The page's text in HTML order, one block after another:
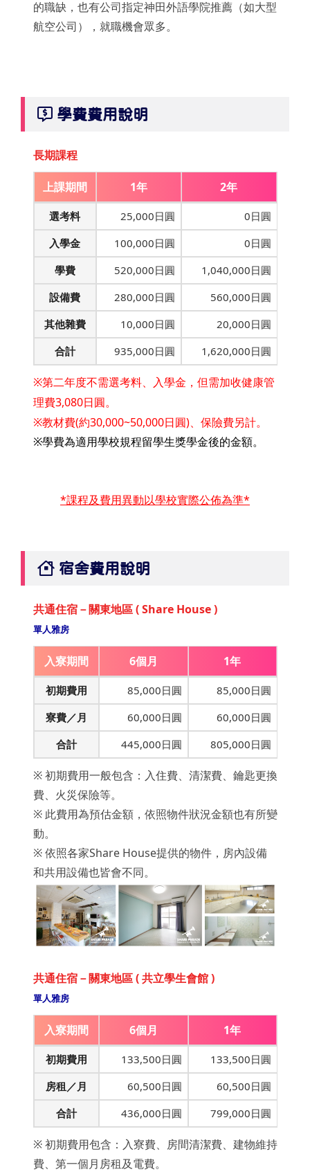
的職缺，也有公司指定神田外語學院推薦（如大型
航空公司），就職機會眾多。
學費費用說明
長期課程
上課期間 1年 2年
選考料 25,000日圓
0日圓
入學金
100,000日圓
0日圓
學費
520,000日圓
1,040,000日圓
設備費
280,000日圓
560,000日圓
其他雜費
10,000日圓
20,000日圓
合計
935,000日圓 1,620,000日圓
※第二年度不需選考料、入學金，但需加收健康管
理費3,080日圓。
※教材費(約30,000~50,000日圓)、保險費另計。
※學費為適用學校規程留學生獎學金後的金額。
*課程及費用異動以學校實際公佈為準*
宿舍費用說明
共通住宿－關東地區 ( Share House )
單人雅房
入寮期間 6個月 1年
初期費用 85,000日圓
85,000日圓
寮費／月
60,000日圓
60,000日圓
合計
445,000日圓 805,000日圓
※ 初期費用一般包含：入住費、清潔費、鑰匙更換
費、火災保險等。
※ 此費用為預估金額，依照物件狀況金額也有所變
動。
※ 依照各家Share House提供的物件，房內設備
和共用設備也皆會不同。
共通住宿－關東地區 ( 共立學生會館 )
單人雅房
入寮期間 6個月 1年
初期費用 133,500日圓
133,500日圓
房租／月
60,500日圓
60,500日圓
合計
436,000日圓 799,000日圓
※ 初期費用包含：入寮費、房間清潔費、建物維持
費、第一個月房租及電費。